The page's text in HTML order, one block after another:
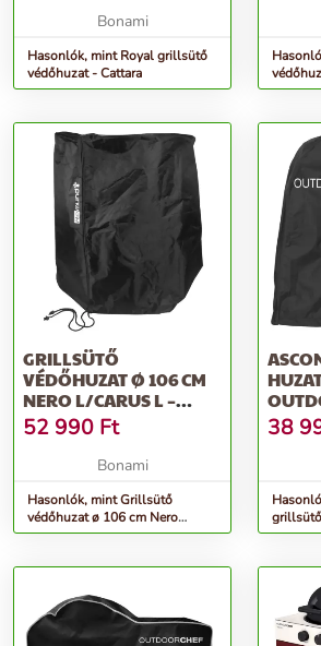
Bonami
Hasonlók, mint Royal grillsütő
védőhuzat - Cattara
GRILLSÜTŐ
VÉDŐHUZAT Ø 106 CM
NERO L/CARUS L –
REMUNDI
52 990 Ft
Bonami
Hasonlók, mint Grillsütő
védőhuzat ø 106 cm Nero
L/Carus L – Remundi
38